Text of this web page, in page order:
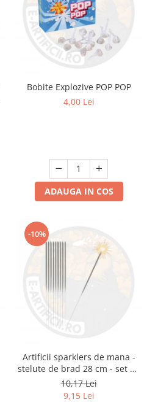
Bobite Explozive POP POP
4,00 Lei
ADAUGA IN COS
-10%
Artificii sparklers de mana -
stelute de brad 28 cm - set 10
buc
10,17 Lei
9,15 Lei